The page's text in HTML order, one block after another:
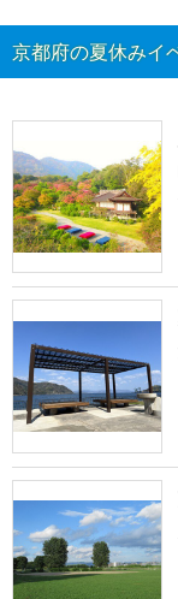
京都府の夏休みイ